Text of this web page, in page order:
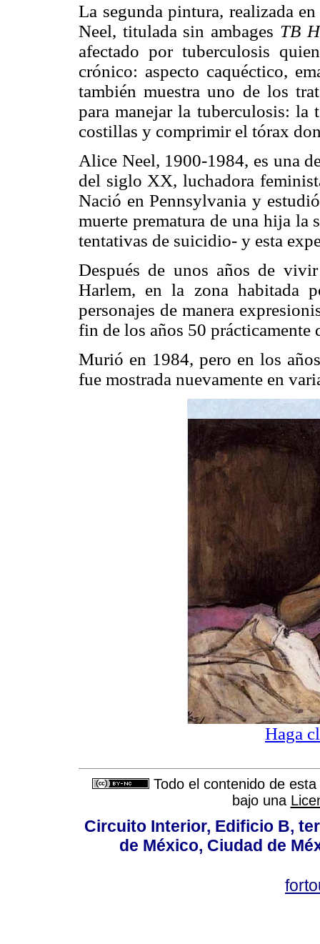
La segunda pintura, realizada
Neel, titulada sin ambages TB
afectado por tuberculosis
crónico: aspecto caquéctico,
también muestra uno de los
para manejar la tuberculosis: la
costillas y comprimir el tórax
Alice Neel, 1900-1984, es una
del siglo XX, luchadora
Nació en Pennsylvania y
muerte prematura de una hija la
tentativas de suicidio- y esta
Después de unos años de
Harlem, en la zona habitada
personajes de manera
fin de los años 50 prácticamente
Murió en 1984, pero en los
fue mostrada nuevamente en
Haga
Todo el contenido de
bajo una
Circuito Interior, Edificio B,
de México, Ciudad de